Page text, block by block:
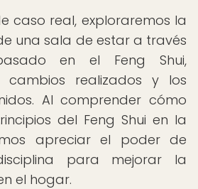
caso real, exploraremos la
una sala de estar a través
en el Feng Shui,
cambios realizados y los
Al comprender cómo
del Feng Shui en la
apreciar el poder de
para mejorar la
el hogar.